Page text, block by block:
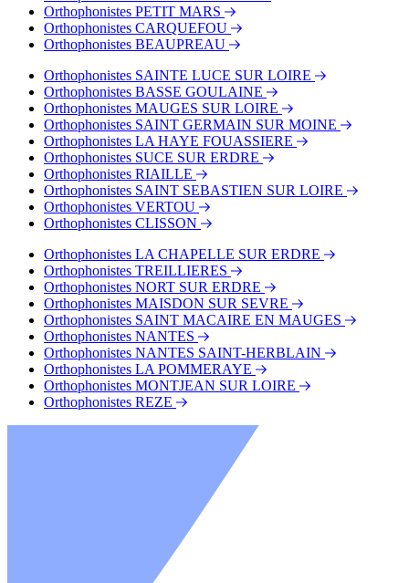
Orthophonistes PETIT MARS
Orthophonistes CARQUEFOU
Orthophonistes BEAUPREAU
Orthophonistes SAINTE LUCE SUR LOIRE
Orthophonistes BASSE GOULAINE
Orthophonistes MAUGES SUR LOIRE
Orthophonistes SAINT GERMAIN SUR MOINE
Orthophonistes LA HAYE FOUASSIERE
Orthophonistes SUCE SUR ERDRE
Orthophonistes RIAILLE
Orthophonistes SAINT SEBASTIEN SUR LOIRE
Orthophonistes VERTOU
Orthophonistes CLISSON
Orthophonistes LA CHAPELLE SUR ERDRE
Orthophonistes TREILLIERES
Orthophonistes NORT SUR ERDRE
Orthophonistes MAISDON SUR SEVRE
Orthophonistes SAINT MACAIRE EN MAUGES
Orthophonistes NANTES
Orthophonistes NANTES SAINT-HERBLAIN
Orthophonistes LA POMMERAYE
Orthophonistes MONTJEAN SUR LOIRE
Orthophonistes REZE